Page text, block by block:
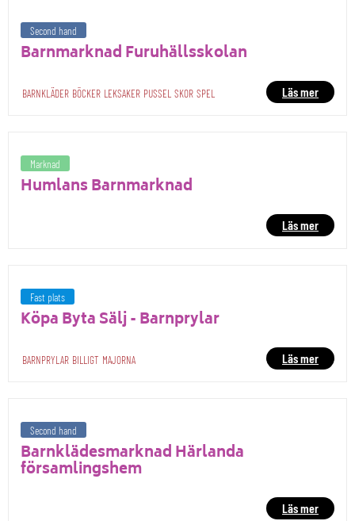
Second hand
Barnmarknad Furuhällsskolan
BARNKLÄDER BÖCKER LEKSAKER PUSSEL SKOR SPEL Läs mer
Marknad
Humlans Barnmarknad
Läs mer
Fast plats
Köpa Byta Sälj - Barnprylar
BARNPRYLAR BILLIGT MAJORNA Läs mer
Second hand
Barnklädesmarknad Härlanda
församlingshem
Läs mer